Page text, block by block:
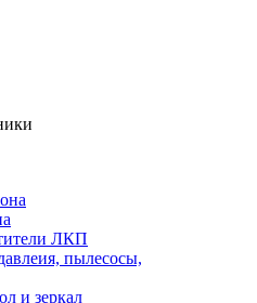
ЛКП
пылесосы,
и зеркал